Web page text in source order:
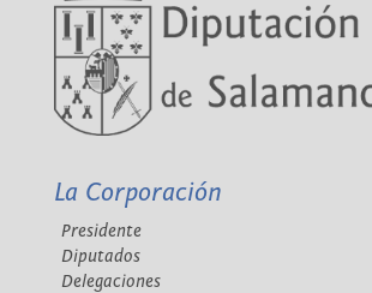
La Corporación
Presidente
Diputados
Delegaciones